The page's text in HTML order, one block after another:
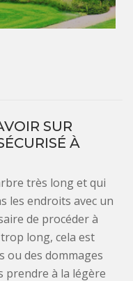
SUR
À
très long et qui
les endroits avec un
de procéder à
long, cela est
ou des dommages
à la légère